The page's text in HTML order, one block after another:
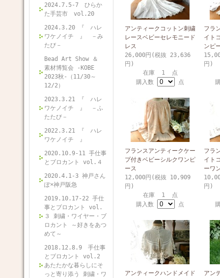
2024.7.5-7 ひらか
た手芸市 vol.20
2024.3.20 『 ハレ
ワケノイチ 』 －み
たび－
Bead Art Show ＆
素材博覧会 -KOBE
2023秋-（11/30～
12/2）
2023.3.21 『 ハレ
ワケノイチ 』 －ふ
たたび－
2022.3.21 『 ハレ
ワケノイチ 』
2020.10.9-11 手仕事
とブロカント vol.４
2020.4.1-3 神戸さん
ぽ×神戸阪急
2019.10.17-22 手仕
事とブロカント vol.
３ 刺繍・ワイヤー・ブ
ロカント ～好きをあつ
めて～
2018.12.8.9 手仕事
とブロカント vol.2
あたたかな暮らしにそ
っと寄り添う 刺繍・ワ
アンティークコットン刺繍
レースベビーセレモニード
レス
26,000円(税抜 23,636
円)
在庫 1 点
購入数
点
フラ
イト
ンピ
円)
フランスアンティークケー
プ付きベビーシルクワンピ
ース
12,000円(税抜 10,909
円)
在庫 1 点
購入数
点
フラ
イト
ーワ
円)
アンティークハンドメイド
アン